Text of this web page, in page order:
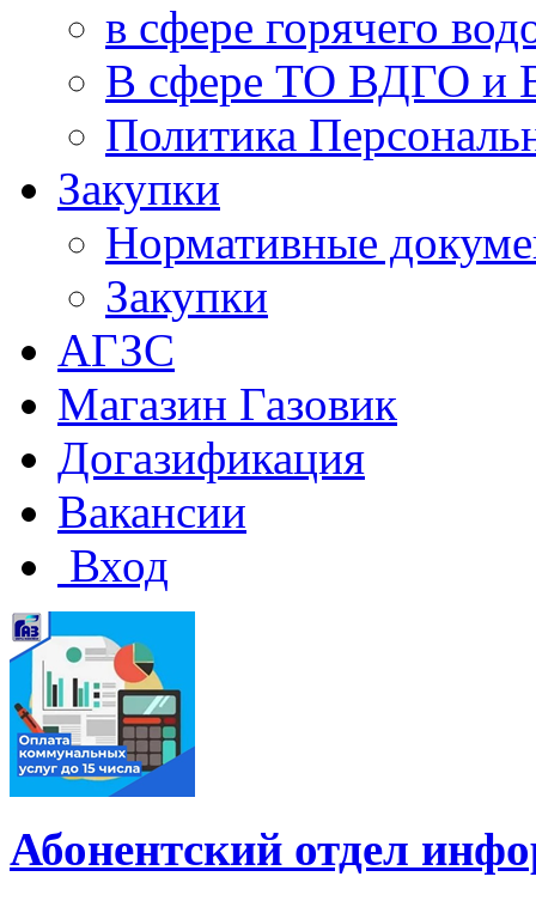
в сфере горячего
В сфере ТО ВДГО и
Политика
Закупки
Нормативные
Закупки
АГЗС
Магазин Газовик
Догазификация
Вакансии
Вход
Абонентский отдел